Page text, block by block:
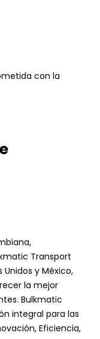
con la
Transport
y México,
la mejor
Bulkmatic
integral para las
Eficiencia,